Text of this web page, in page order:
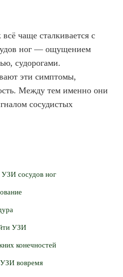
чаще сталкивается с
ног — ощущением
судорогами.
эти симптомы,
Между тем именно они
сосудистых
сосудов ног
УЗИ
конечностей
вовремя